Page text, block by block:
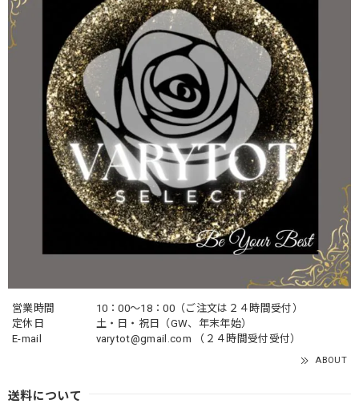
営業時間
10：00〜18：00（ご注文は２４時間受付）
定休日
土・日・祝日（GW、年末年始）
E-mail
varytot@gmail.com （２４時間受付受付）
ABOUT
送料について